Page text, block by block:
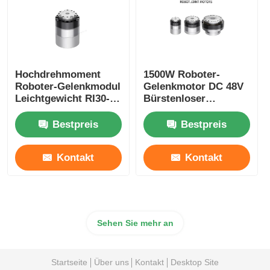
Hochdrehmoment
Roboter-Gelenkmodul
Leichtgewicht RI30-
40-PRO
Industrieautomation
Bestpreis
Kontakt
1500W Roboter-
Gelenkmotor DC 48V
Bürstenloser
Servomotor
Gelenkschnelligkeit
verstellbar
Bestpreis
Kontakt
Sehen Sie mehr an
Startseite Über uns Kontakt Desktop Site